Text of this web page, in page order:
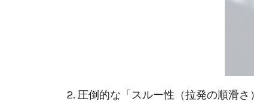
2. 圧倒的な「スルー性（拉発の順滑さ